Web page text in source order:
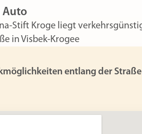
Auto
Stift Kroge liegt
in Visbek-Krogee
entlang der